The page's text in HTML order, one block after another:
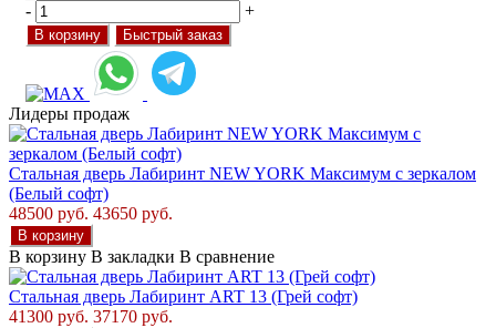
- +
В корзину Быстрый заказ
Лидеры продаж
Стальная дверь Лабиринт NEW YORK Максимум с зеркалом
(Белый софт)
48500 руб. 43650 руб.
В корзину
В корзину В закладки В сравнение
Стальная дверь Лабиринт ART 13 (Грей софт)
41300 руб. 37170 руб.